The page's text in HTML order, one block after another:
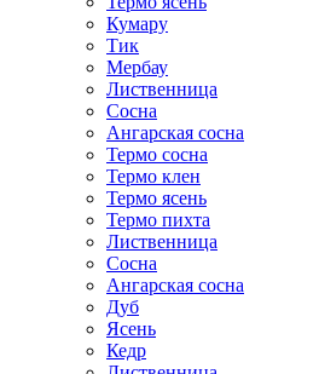
Кумару
Тик
Мербау
Лиственница
Сосна
Ангарская сосна
Термо сосна
Термо клен
Термо ясень
Термо пихта
Лиственница
Сосна
Ангарская сосна
Дуб
Ясень
Кедр